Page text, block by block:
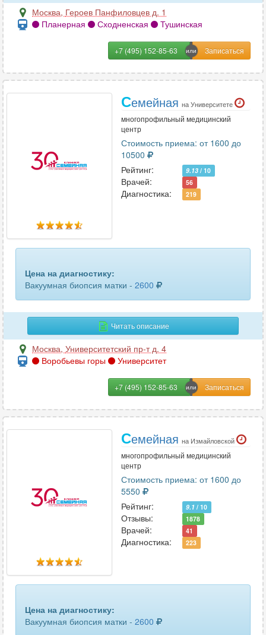
Москва, Героев Панфиловцев д. 1
Планерная
Сходненская Тушинская
+7 (495) 152-85-63
Семейная на Университете
многопрофильный медицинский
центр
Стоимость приема: от 1600 до
10500
Рейтинг:
9.13 / 10
Врачей: 56
Диагностика: 219
Цена на диагностику:
Вакуумная биопсия матки - 2600
Читать описание
Москва, Университетский пр-т д. 4
Воробьевы горы
Университет
+7 (495) 152-85-63
Семейная на Измайловской
многопрофильный медицинский
центр
Стоимость приема: от 1600 до
5550
Рейтинг:
9.1 / 10
Отзывы: 1878
Врачей: 41
Диагностика: 223
Цена на диагностику:
Вакуумная биопсия матки - 2600